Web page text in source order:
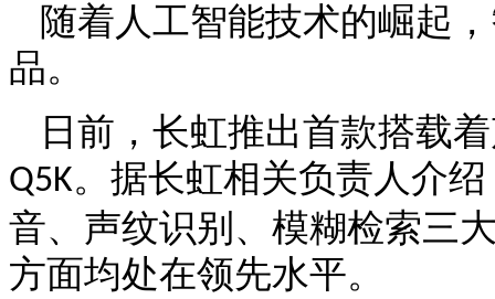
随着人工智能技术的崛起
品。
日前，长虹推出首款搭载
Q5K。据长虹相关负责人介
音、声纹识别、模糊检索三
方面均处在领先水平。